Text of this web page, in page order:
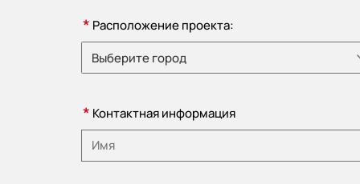
* Расположение проекта:
Выберите город
* Контактная информация